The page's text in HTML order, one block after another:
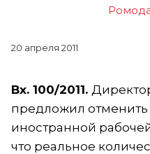
20 апреля 2011
Вх. 100/2011.
предложил
иностранной
что реальное